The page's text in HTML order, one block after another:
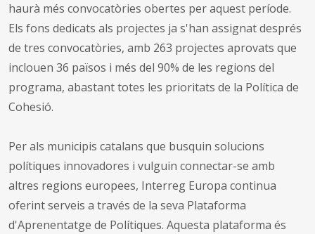
haurà més convocatòries obertes per aquest període.
Els fons dedicats als projectes ja s'han assignat després
de tres convocatòries, amb 263 projectes aprovats que
inclouen 36 països i més del 90% de les regions del
programa, abastant totes les prioritats de la Política de
Cohesió.
Per als municipis catalans que busquin solucions
polítiques innovadores i vulguin connectar-se amb
altres regions europees, Interreg Europa continua
oferint serveis a través de la seva Plataforma
d'Aprenentatge de Polítiques. Aquesta plataforma és